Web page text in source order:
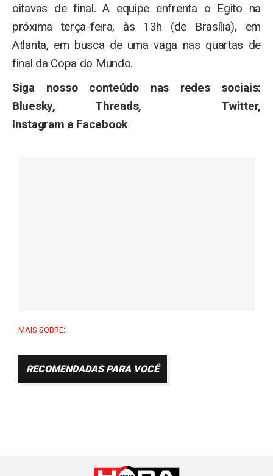
oitavas de final. A equipe enfrenta o Egito na
próxima terça-feira, às 13h (de Brasília), em
Atlanta, em busca de uma vaga nas quartas de
final da Copa do Mundo.
Siga nosso conteúdo nas redes sociais:
Bluesky, Threads, Twitter,
Instagram e Facebook
MAIS SOBRE:
RECOMENDADAS PARA VOCÊ